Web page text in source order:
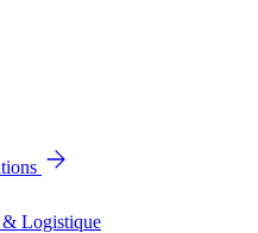
& Logistique